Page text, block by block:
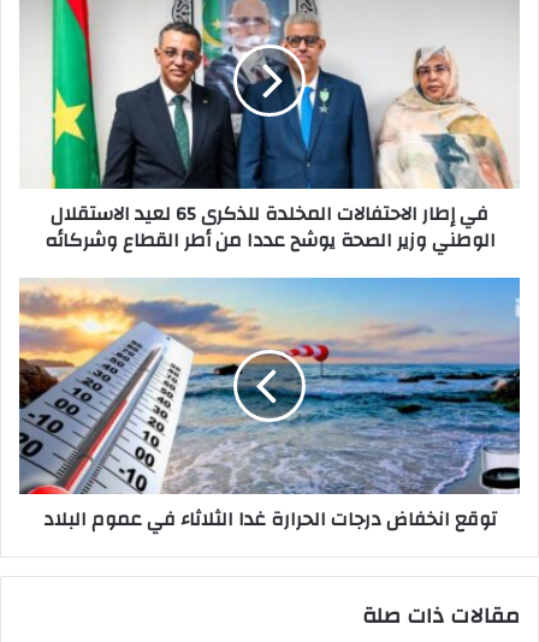
في إطار الاحتفالات المخلدة للذكرى 65 لعيد الاستقلال
الوطني وزير الصحة يوشح عددا من أطر القطاع وشركائه
توقع انخفاض درجات الحرارة غدا الثلاثاء في عموم البلاد
مقالات ذات صلة